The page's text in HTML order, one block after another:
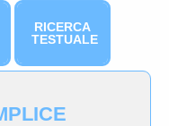
RICERCA
TESTUALE